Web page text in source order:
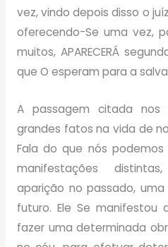
vez, vindo depois disso o
oferecendo-Se uma vez,
muitos, APARECERÁ
que O esperam para a
A passagem citada
grandes fatos na vida de
Fala do que nós
manifestações
aparição no passado,
futuro. Ele Se
fazer uma determinada